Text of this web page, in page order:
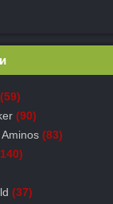
(59)
(90)
(83)
(37)